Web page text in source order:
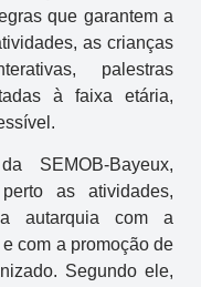
que garantem a
as crianças
palestras
à faixa etária,
SEMOB-Bayeux,
as atividades,
autarquia com a
com a promoção de
Segundo ele,